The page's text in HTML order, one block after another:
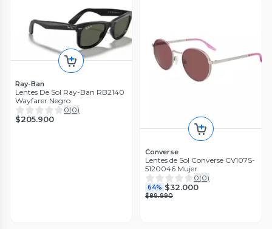
Ray-Ban
Lentes De Sol Ray-Ban RB2140
Wayfarer Negro
0(0)
$205.900
Converse
Lentes de Sol Converse CV107S-
5120046 Mujer
0(0)
64% $32.000
$89.990